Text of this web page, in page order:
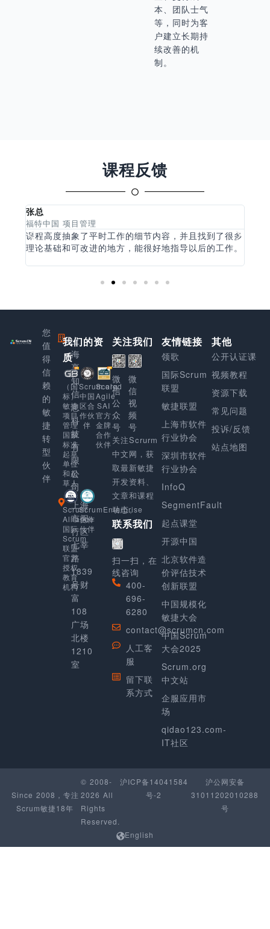
本、团队士气
等，同时为客
户建立长期持
续改善的机
制。
课程反馈
张总
福特中国 项目管理
课程高度抽象了平时工作的细节内容，并且找到了很多
理论基础和可改进的地方，能很好地指导以后的工作。
您
值
得
信
赖
的
敏
捷
转
型
伙
伴
上
海
享
知
信
息
科
技
有
限
公
司
上海
市闵
行区
七莘
路
1839
号财
富
108
广场
北楼
1210
室
我们的资
质
（国
标）
敏捷
项目
管理
国家
标准
起草
单位
和起
草人
Scrum.org
中国
区合
作伙
伴
Scaled
Agile
SAI
官方
金牌
合作
伙伴
Scrum
Alliance
国际
Scrum
联盟
官方
授权
教育
机构
ScrumEnterprise
合作
伙伴
关注我们
微
信
公
众
号
微
信
视
频
号
关注Scrurm
中文网，获
取最新敏捷
开发资料、
文章和课程
动态。
联系我们
扫一扫，在
线咨询
400-
696-
6280
contact@scrumcn.com
人工客
服
留下联
系方式
友情链接
领歌
国际Scrum
联盟
敏捷联盟
上海市软件
行业协会
深圳市软件
行业协会
InfoQ
SegmentFault
起点课堂
开源中国
北京软件造
价评估技术
创新联盟
中国规模化
敏捷大会
中国Scrum
大会2025
Scrum.org
中文站
企服应用市
场
qidao123.com-
IT社区
其他
公开认证课
视频教程
资源下载
常见问题
投诉/反馈
站点地图
Since 2008，专注
Scrum敏捷18年
© 2008-
2026 All
Rights
Reserved.
沪ICP备14041584
号-2
沪公网安备
31011202010288
号
English